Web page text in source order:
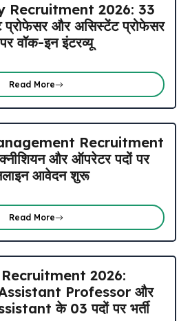
Recruitment 2026: 33
प्रोफेसर और असिस्टेंट प्रोफेसर
वॉक-इन इंटरव्यू
Read More
Recruitment
और ऑपरेटर पदों पर
आवेदन शुरू
Read More
2026:
Professor और
के 03 पदों पर भर्ती